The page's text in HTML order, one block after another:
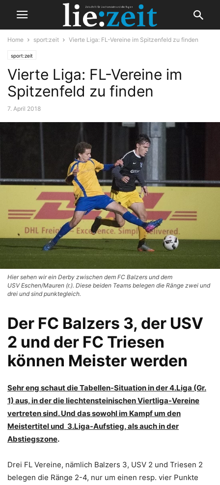
Home sport:zeit Vierte Liga: FL-Vereine im Spitzenfeld zu finden
sport:zeit
Vierte Liga: FL-Vereine im
Spitzenfeld zu finden
7. April 2018
Hier sehen wir ein Derby zwischen dem FC Balzers und dem
USV Eschen/Mauren (r.). Diese beiden Teams belegen die Ränge zwei und
drei und sind punktegleich.
Der FC Balzers 3, der USV
2 und der FC Triesen
können Meister werden
Sehr eng schaut die Tabellen-Situation in der 4.Liga (Gr.
1) aus, in der die liechtensteinischen Viertliga-Vereine
vertreten sind. Und das sowohl im Kampf um den
Meistertitel und 3.Liga-Aufstieg, als auch in der
Abstiegszone.
Drei FL Vereine, nämlich Balzers 3, USV 2 und Triesen 2
belegen die Ränge 2-4, nur um einen resp. vier Punkte